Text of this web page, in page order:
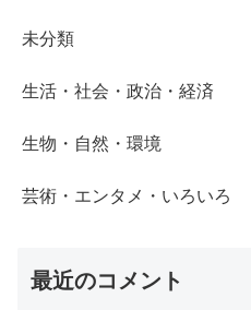
未分類
生活・社会・政治・経済
生物・自然・環境
芸術・エンタメ・いろいろ
最近のコメント